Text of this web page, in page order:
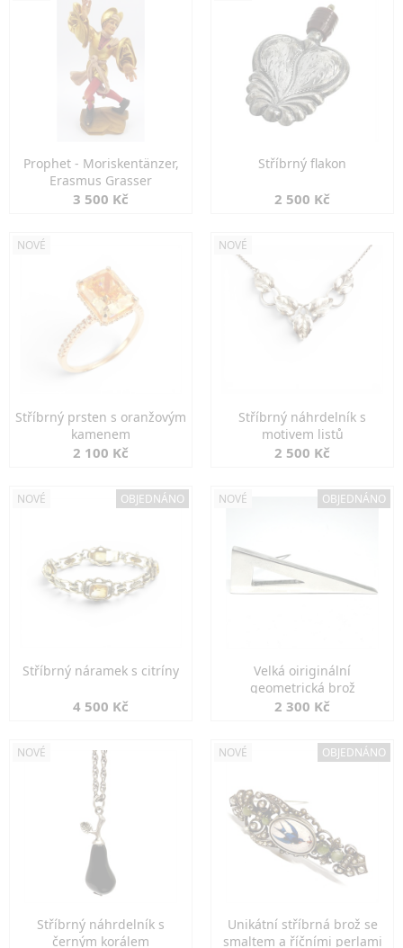
Prophet - Moriskentänzer,
Erasmus Grasser
3 500 Kč
Stříbrný flakon
2 500 Kč
NOVÉ
Stříbrný prsten s oranžovým
kamenem
2 100 Kč
NOVÉ
Stříbrný náhrdelník s
motivem listů
2 500 Kč
NOVÉ OBJEDNÁNO
Stříbrný náramek s citríny
4 500 Kč
NOVÉ OBJEDNÁNO
Velká oiriginální
geometrická brož
2 300 Kč
NOVÉ
Stříbrný náhrdelník s
černým korálem
NOVÉ OBJEDNÁNO
Unikátní stříbrná brož se
smaltem a říčními perlami